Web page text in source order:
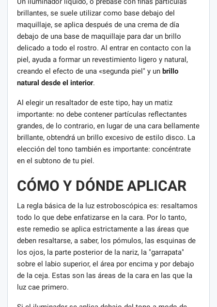
brillantes, se suele utilizar como base debajo del
maquillaje, se aplica después de una crema de día
debajo de una base de maquillaje para dar un brillo
delicado a todo el rostro. Al entrar en contacto con la
piel, ayuda a formar un revestimiento ligero y natural,
creando el efecto de una «segunda piel" y un brillo
natural desde el interior.
Al elegir un resaltador de este tipo, hay un matiz
importante: no debe contener partículas reflectantes
grandes, de lo contrario, en lugar de una cara bellamente
brillante, obtendrá un brillo excesivo de estilo disco. La
elección del tono también es importante: concéntrate
en el subtono de tu piel.
CÓMO Y DÓNDE APLICAR
La regla básica de la luz estroboscópica es: resaltamos
todo lo que debe enfatizarse en la cara. Por lo tanto,
este remedio se aplica estrictamente a las áreas que
deben resaltarse, a saber, los pómulos, las esquinas de
los ojos, la parte posterior de la nariz, la "garrapata"
sobre el labio superior, el área por encima y por debajo
de la ceja. Estas son las áreas de la cara en las que la
luz cae primero.